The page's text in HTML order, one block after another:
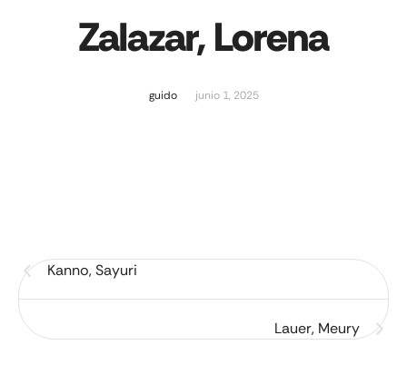
Zalazar, Lorena
guido junio 1, 2025
Kanno, Sayuri
Lauer, Meury